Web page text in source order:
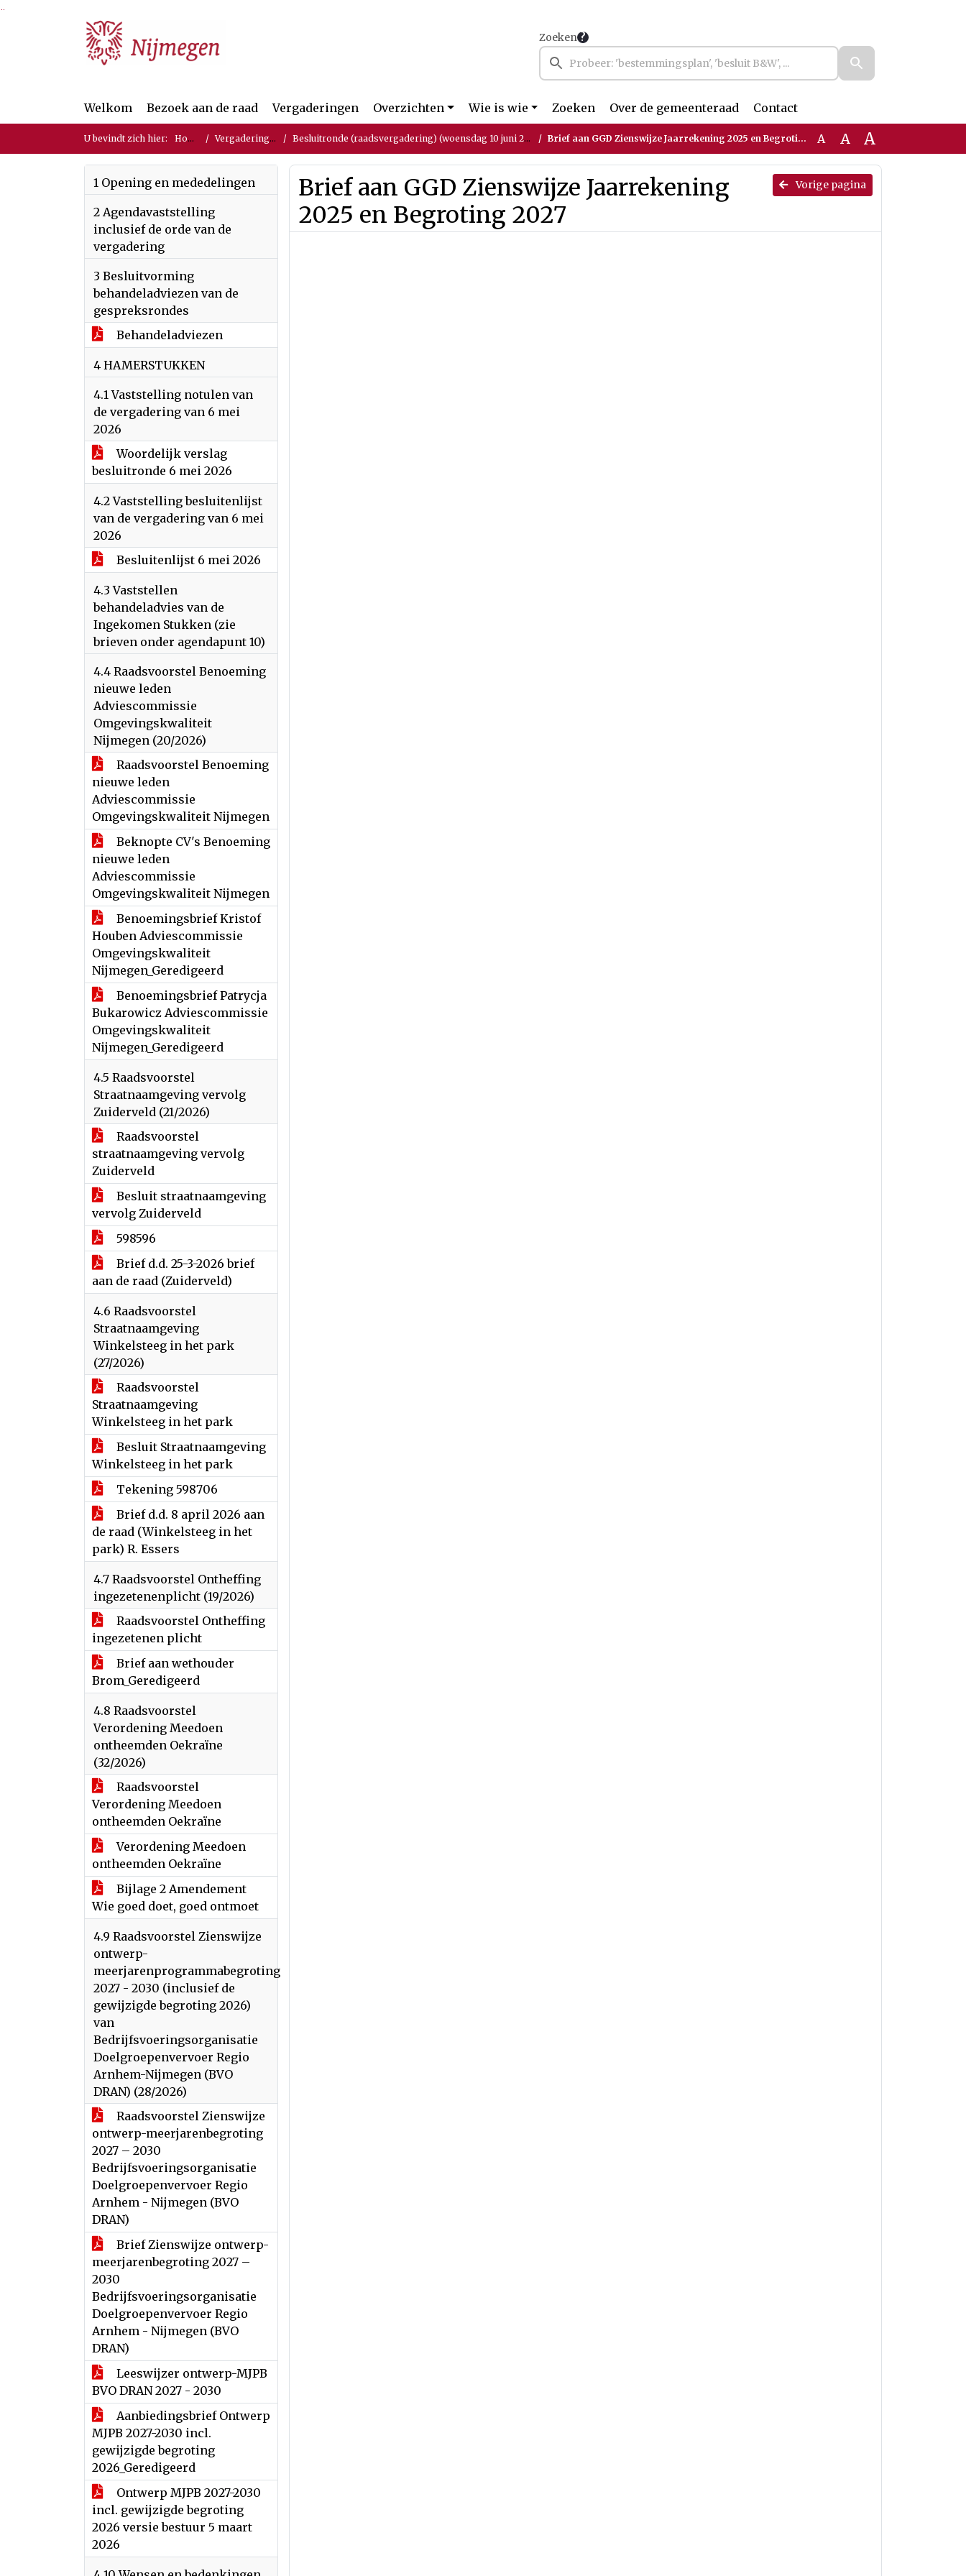
Ga naar de inhoud van deze pagina
Ga naar het zoeken
Ga naar het menu
Zoeken
Welkom Bezoek aan de raad Vergaderingen Overzichten Wie is wie Zoeken Over de gemeenteraad Contact
U bevindt zich hier: Home Vergaderingen Besluitronde (raadsvergadering) (woensdag 10 juni 2026) Brief aan GGD Zienswijze Jaarrekening 2025 en Begroting 2027 A A A
1 Opening en mededelingen
2 Agendavaststelling
inclusief de orde van de
vergadering
3 Besluitvorming
behandeladviezen van de
gespreksrondes
Behandeladviezen
4 HAMERSTUKKEN
4.1 Vaststelling notulen van
de vergadering van 6 mei
2026
Woordelijk verslag
besluitronde 6 mei 2026
4.2 Vaststelling besluitenlijst
van de vergadering van 6 mei
2026
Besluitenlijst 6 mei 2026
4.3 Vaststellen
behandeladvies van de
Ingekomen Stukken (zie
brieven onder agendapunt 10)
4.4 Raadsvoorstel Benoeming
nieuwe leden
Adviescommissie
Omgevingskwaliteit
Nijmegen (20/2026)
Raadsvoorstel Benoeming
nieuwe leden
Adviescommissie
Omgevingskwaliteit Nijmegen
Beknopte CV's Benoeming
nieuwe leden
Adviescommissie
Omgevingskwaliteit Nijmegen
Benoemingsbrief Kristof
Houben Adviescommissie
Omgevingskwaliteit
Nijmegen_Geredigeerd
Benoemingsbrief Patrycja
Bukarowicz Adviescommissie
Omgevingskwaliteit
Nijmegen_Geredigeerd
4.5 Raadsvoorstel
Straatnaamgeving vervolg
Zuiderveld (21/2026)
Raadsvoorstel
straatnaamgeving vervolg
Zuiderveld
Besluit straatnaamgeving
vervolg Zuiderveld
598596
Brief d.d. 25-3-2026 brief
aan de raad (Zuiderveld)
4.6 Raadsvoorstel
Straatnaamgeving
Winkelsteeg in het park
(27/2026)
Raadsvoorstel
Straatnaamgeving
Winkelsteeg in het park
Besluit Straatnaamgeving
Winkelsteeg in het park
Tekening 598706
Brief d.d. 8 april 2026 aan
de raad (Winkelsteeg in het
park) R. Essers
4.7 Raadsvoorstel Ontheffing
ingezetenenplicht (19/2026)
Raadsvoorstel Ontheffing
ingezetenen plicht
Brief aan wethouder
Brom_Geredigeerd
4.8 Raadsvoorstel
Verordening Meedoen
ontheemden Oekraïne
(32/2026)
Raadsvoorstel
Verordening Meedoen
ontheemden Oekraïne
Verordening Meedoen
ontheemden Oekraïne
Bijlage 2 Amendement
Wie goed doet, goed ontmoet
4.9 Raadsvoorstel Zienswijze
ontwerp-
meerjarenprogrammabegroting
2027 - 2030 (inclusief de
gewijzigde begroting 2026)
van
Bedrijfsvoeringsorganisatie
Doelgroepenvervoer Regio
Arnhem-Nijmegen (BVO
DRAN) (28/2026)
Raadsvoorstel Zienswijze
ontwerp-meerjarenbegroting
2027 – 2030
Bedrijfsvoeringsorganisatie
Doelgroepenvervoer Regio
Arnhem - Nijmegen (BVO
DRAN)
Brief Zienswijze ontwerp-
meerjarenbegroting 2027 –
2030
Bedrijfsvoeringsorganisatie
Doelgroepenvervoer Regio
Arnhem - Nijmegen (BVO
DRAN)
Leeswijzer ontwerp-MJPB
BVO DRAN 2027 - 2030
Aanbiedingsbrief Ontwerp
MJPB 2027-2030 incl.
gewijzigde begroting
2026_Geredigeerd
Ontwerp MJPB 2027-2030
incl. gewijzigde begroting
2026 versie bestuur 5 maart
2026
Vorige pagina
Brief aan GGD Zienswijze Jaarrekening
2025 en Begroting 2027